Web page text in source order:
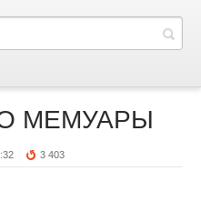
МЕМУАРЫ
3 403